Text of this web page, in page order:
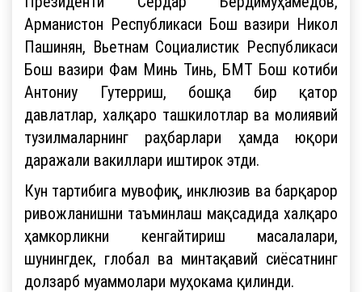
Арманистон Республикаси Бош вазири Никол
Пашинян, Вьетнам Социалистик Республикаси
Бош вазири Фам Минь Тинь, БМТ Бош котиби
Антониу Гутерриш, бошқа бир қатор
давлатлар, халқаро ташкилотлар ва молиявий
тузилмаларнинг раҳбарлари ҳамда юқори
даражали вакиллари иштирок этди.
Кун тартибига мувофиқ, инклюзив ва барқарор
ривожланишни таъминлаш мақсадида халқаро
ҳамкорликни кенгайтириш масалалари,
шунингдек, глобал ва минтақавий сиёсатнинг
долзарб муаммолари муҳокама қилинди.